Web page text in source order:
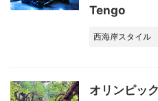
Tengo
西海岸スタイル
オリンピッ